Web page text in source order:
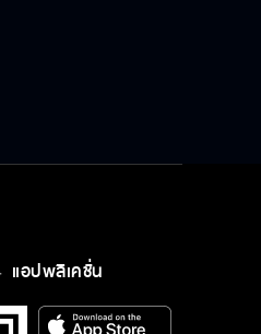
แอปพลิเคชั่น